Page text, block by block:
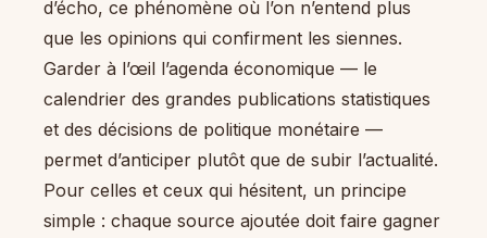
d’écho, ce phénomène où l’on n’entend plus
que les opinions qui confirment les siennes.
Garder à l’œil l’agenda économique — le
calendrier des grandes publications statistiques
et des décisions de politique monétaire —
permet d’anticiper plutôt que de subir l’actualité.
Pour celles et ceux qui hésitent, un principe
simple : chaque source ajoutée doit faire gagner